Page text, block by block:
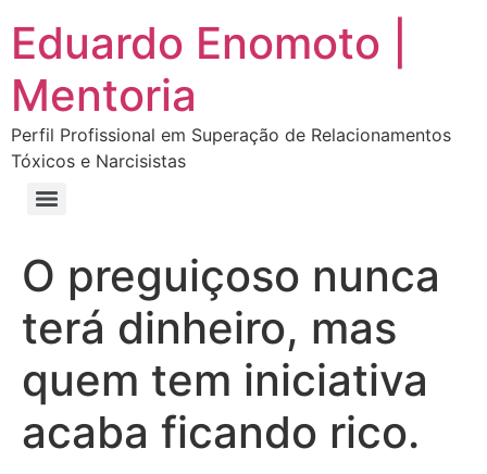
Eduardo Enomoto |
Mentoria
Perfil Profissional em Superação de Relacionamentos
Tóxicos e Narcisistas
O preguiçoso nunca
terá dinheiro, mas
quem tem iniciativa
acaba ficando rico.